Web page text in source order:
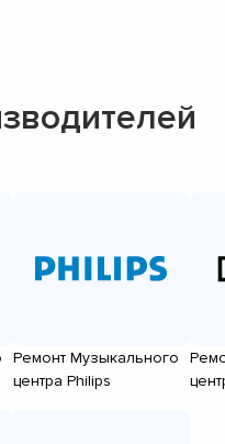
Ремонт Музыкального
центра Philips